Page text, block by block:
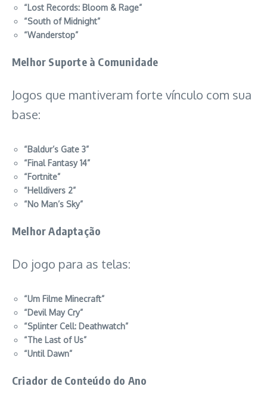
“Lost Records: Bloom & Rage”
“South of Midnight”
“Wanderstop”
Melhor Suporte à Comunidade
Jogos que mantiveram forte vínculo com sua
base:
“Baldur’s Gate 3”
“Final Fantasy 14”
“Fortnite”
“Helldivers 2”
“No Man’s Sky”
Melhor Adaptação
Do jogo para as telas:
“Um Filme Minecraft”
“Devil May Cry”
“Splinter Cell: Deathwatch”
“The Last of Us”
“Until Dawn”
Criador de Conteúdo do Ano